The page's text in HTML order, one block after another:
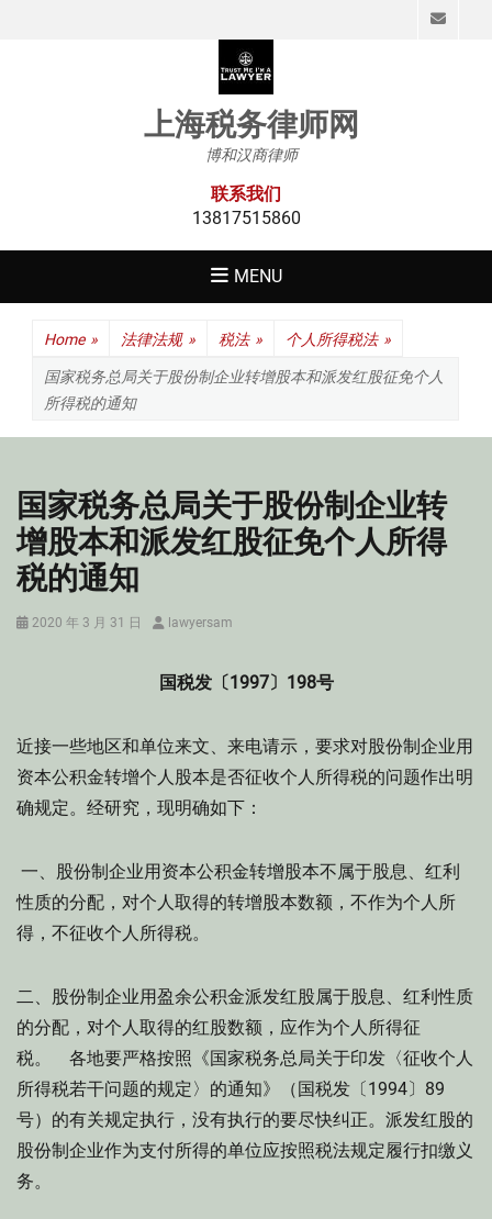
上海税务律师网
博和汉商律师
联系我们
13817515860
MENU
Home » 法律法规 » 税法 » 个人所得税法 »
国家税务总局关于股份制企业转增股本和派发红股征免个人
所得税的通知
国家税务总局关于股份制企业转
增股本和派发红股征免个人所得
税的通知
Posted
2020 年 3 月 31 日 Authorlawyersam
国税发〔1997〕198号
近接一些地区和单位来文、来电请示，要求对股份制企业用
资本公积金转增个人股本是否征收个人所得税的问题作出明
确规定。经研究，现明确如下：
一、股份制企业用资本公积金转增股本不属于股息、红利
性质的分配，对个人取得的转增股本数额，不作为个人所
得，不征收个人所得税。
二、股份制企业用盈余公积金派发红股属于股息、红利性质
的分配，对个人取得的红股数额，应作为个人所得征
税。 各地要严格按照《国家税务总局关于印发〈征收个人
所得税若干问题的规定〉的通知》（国税发〔1994〕89
号）的有关规定执行，没有执行的要尽快纠正。派发红股的
股份制企业作为支付所得的单位应按照税法规定履行扣缴义
务。